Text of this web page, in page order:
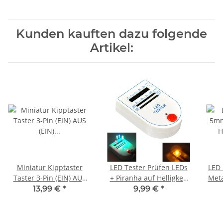
Kunden kauften dazu folgende
Artikel:
Miniatur Kipptaster
Taster 3-Pin (EIN) AUS
(EIN) Kippschalter
13,99 € *
LED Tester Prüfen LEDs
+ Piranha auf Helligkeit
Farbe Polarität 2-150mA
9,99 € *